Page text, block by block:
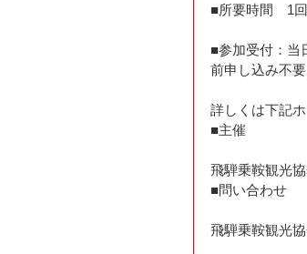
■所要時間　1
■参加受付：当
前申し込み不要
詳しくは下記
■主催
飛騨乗鞍観光
■問い合わせ
飛騨乗鞍観光